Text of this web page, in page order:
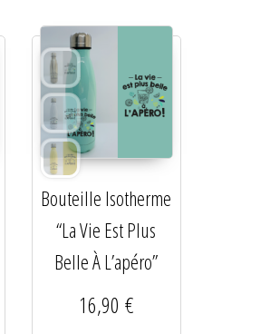
Bouteille Isotherme
“La Vie Est Plus
Belle À L’apéro”
16,90 €